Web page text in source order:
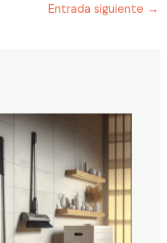
Entrada siguiente →